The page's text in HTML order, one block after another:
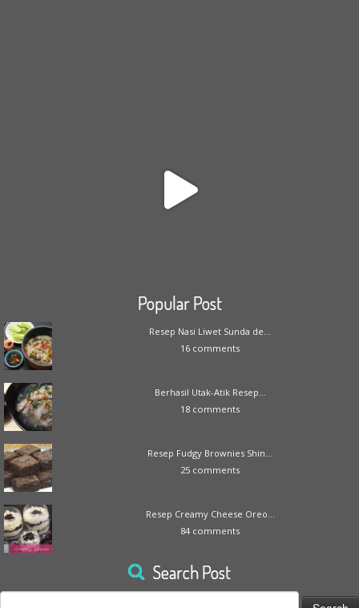
Popular Post
Resep Nasi Liwet Sunda de...
16 comments
Berhasil Utak-Atik Resep...
18 comments
Resep Fudgy Brownies Shin...
25 comments
Resep Creamy Cheese Oreo...
84 comments
Search Post
Search